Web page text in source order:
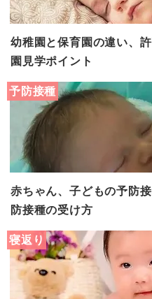
幼稚園と保育園の違い、
園見学ポイント
予防接種
赤ちゃん、子どもの予防
防接種の受け方
寝返り